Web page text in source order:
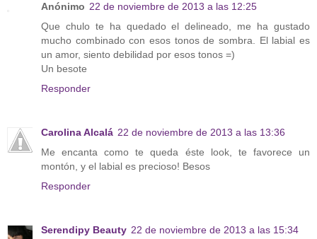
Anónimo 22 de noviembre de 2013 a las 12:25
Que chulo te ha quedado el delineado, me ha gustado
mucho combinado con esos tonos de sombra. El labial es
un amor, siento debilidad por esos tonos =)
Un besote
Responder
Carolina Alcalá 22 de noviembre de 2013 a las 13:36
Me encanta como te queda éste look, te favorece un
montón, y el labial es precioso! Besos
Responder
Serendipy Beauty 22 de noviembre de 2013 a las 15:34